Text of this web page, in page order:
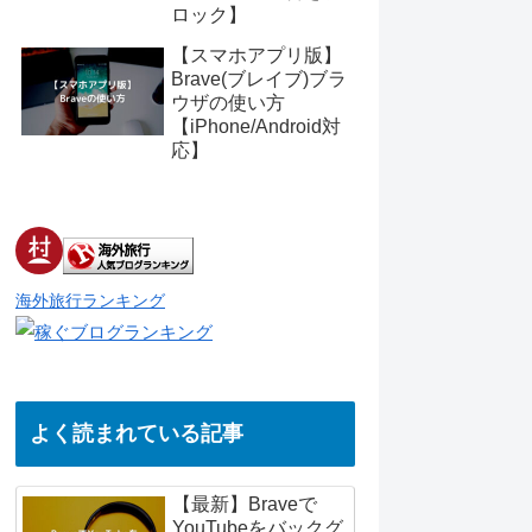
ロック】
【スマホアプリ版】
Brave(ブレイブ)ブラ
ウザの使い方
【iPhone/Android対
応】
海外旅行ランキング
よく読まれている記事
【最新】Braveで
YouTubeをバックグ